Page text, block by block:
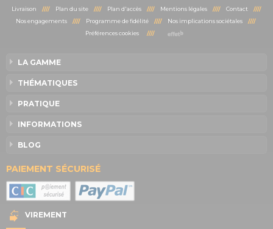
Livraison //// Plan du site //// Plan d'accès //// Mentions légales //// Contact ////
Nos engagements//// Programme de fidélité//// Nos implications sociétales////
Préférences cookies
////
LA GAMME
THÉMATIQUES
PRATIQUE
INFORMATIONS
BLOG
PAIEMENT SÉCURISÉ
VIREMENT